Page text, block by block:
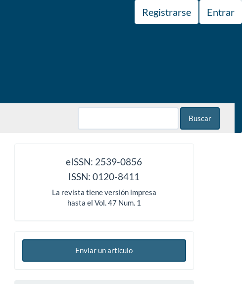
Registrarse Entrar
Buscar
eISSN: 2539-0856
ISSN: 0120-8411
La revista tiene versión impresa
hasta el Vol. 47 Num. 1
Enviar un artículo